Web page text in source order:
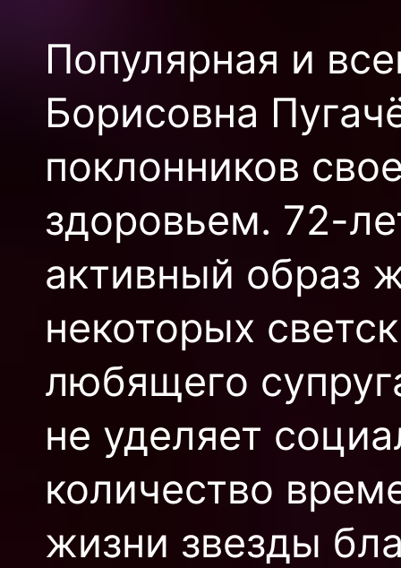
Популярная и
Борисовна
поклонников
здоровьем. 72-
активный образ
некоторых
любящего
не уделяет
количество
жизни звезды